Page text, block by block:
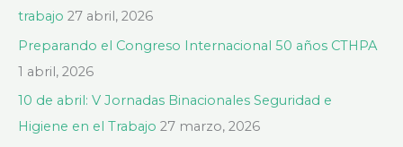
p
trabajo 27 abril, 2026
Preparando el Congreso Internacional 50 años CTHPA
1 abril, 2026
10 de abril: V Jornadas Binacionales Seguridad e
Higiene en el Trabajo 27 marzo, 2026